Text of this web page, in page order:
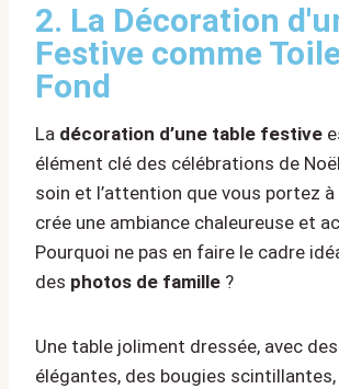
2. La Décoration
Festive comme
Fond
La décoration d’une table festive
élément clé des célébrations de
soin et l’attention que vous portez
crée une ambiance chaleureuse et
Pourquoi ne pas en faire le cadre
des photos de famille ?
Une table joliment dressée, avec
élégantes, des bougies